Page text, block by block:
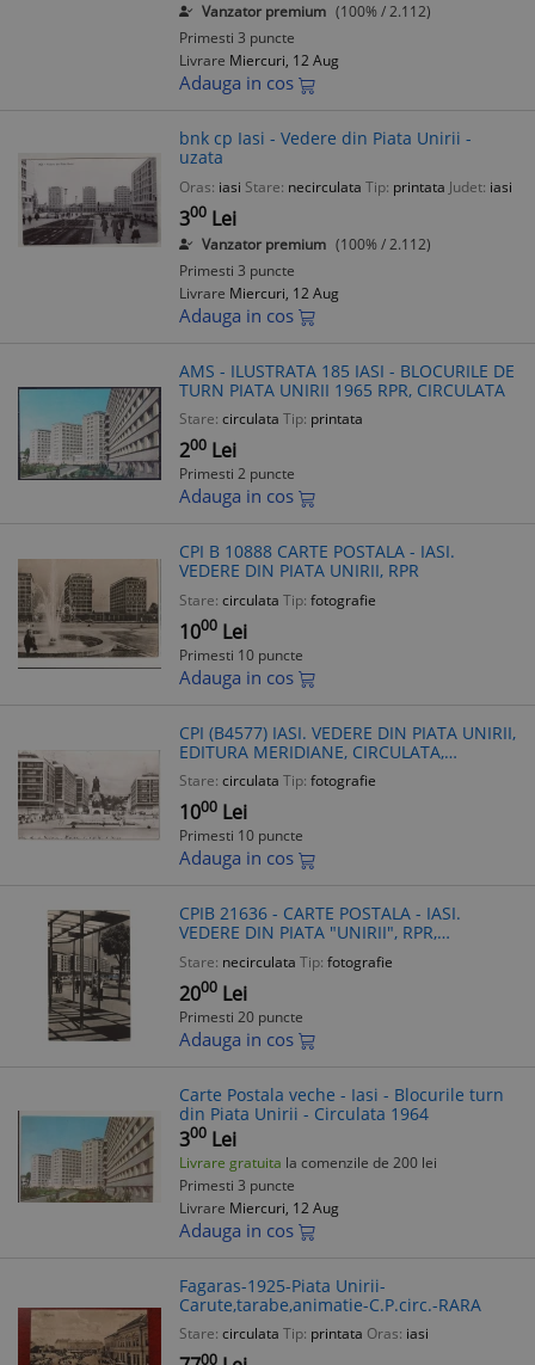
Vanzator premium (100% / 2.112)
Primesti 3 puncte
Livrare Miercuri, 12 Aug
Adauga in cos
bnk cp Iasi - Vedere din Piata Unirii -
uzata
Oras: iasi Stare: necirculata Tip: printata Judet: iasi
300 Lei
Vanzator premium (100% / 2.112)
Primesti 3 puncte
Livrare Miercuri, 12 Aug
Adauga in cos
AMS - ILUSTRATA 185 IASI - BLOCURILE DE
TURN PIATA UNIRII 1965 RPR, CIRCULATA
Stare: circulata Tip: printata
200 Lei
Primesti 2 puncte
Adauga in cos
CPI B 10888 CARTE POSTALA - IASI.
VEDERE DIN PIATA UNIRII, RPR
Stare: circulata Tip: fotografie
1000 Lei
Primesti 10 puncte
Adauga in cos
CPI (B4577) IASI. VEDERE DIN PIATA UNIRII,
EDITURA MERIDIANE, CIRCULATA,
6.7.1965, STAMPILA, RPR
Stare: circulata Tip: fotografie
1000 Lei
Primesti 10 puncte
Adauga in cos
CPIB 21636 - CARTE POSTALA - IASI.
VEDERE DIN PIATA "UNIRII", RPR,
NECIRCULATA
Stare: necirculata Tip: fotografie
2000 Lei
Primesti 20 puncte
Adauga in cos
Carte Postala veche - Iasi - Blocurile turn
din Piata Unirii - Circulata 1964
300 Lei
Livrare gratuita la comenzile de 200 lei
Primesti 3 puncte
Livrare Miercuri, 12 Aug
Adauga in cos
Fagaras-1925-Piata Unirii-
Carute,tarabe,animatie-C.P.circ.-RARA
Stare: circulata Tip: printata Oras: iasi
00